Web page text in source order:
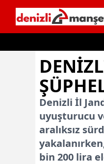
İçeriğe geç
Denizli İl
uyuşturucu
aralıksız
bin 200 lira